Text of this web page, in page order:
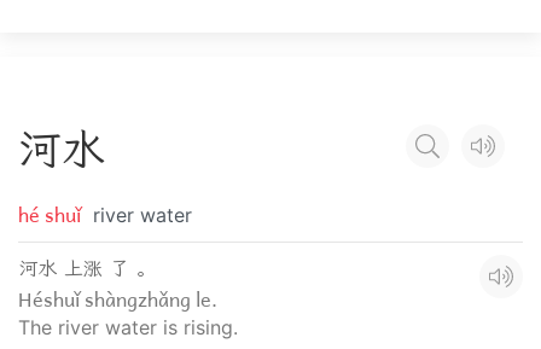
河水
hé shuǐ river water
河水 上涨 了 。
Héshuǐ shàngzhǎng le.
The river water is rising.